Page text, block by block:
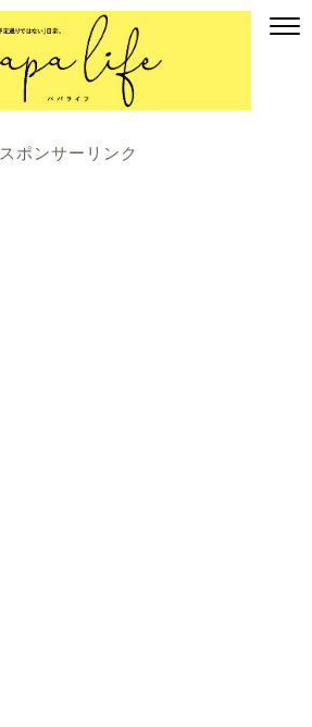
スポンサーリンク